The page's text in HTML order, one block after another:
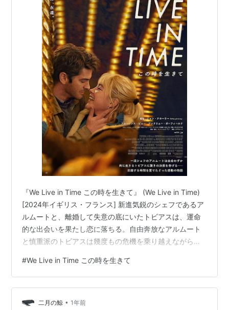
『We Live in Time この時を生きて』 (We Live in Time)
[2024年イギリス・フランス] 新進気鋭のシェフであるア
ルムートと、離婚して失意の底にいたトビアスは、運命
的な出会いを果たし恋に落ちる。自由奔放なアルムート
と慎重派のトビアスは幾度もの危機を乗り越えながら、
絆を深めていく。そんなある日、自分の余命がわずかで
あることを知ったアルムートは、トビアスに驚きの決意
を告げる。監督はジョン・クローリー。出演はフローレ
ンス・ピュー(アルムート)、アンドリュー・ガーフィール
#We Live in Time この時を生きて
二月の鯨 • 1年前